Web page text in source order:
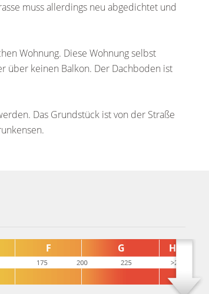
muss allerdings neu abgedichtet und
Wohnung. Diese Wohnung selbst
über keinen Balkon. Der Dachboden ist
Das Grundstück ist von der Straße